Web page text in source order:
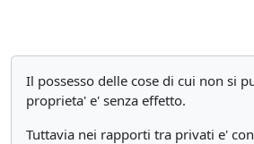
Il possesso delle cose di cui non si
proprieta' e' senza effetto.
Tuttavia nei rapporti tra privati e'